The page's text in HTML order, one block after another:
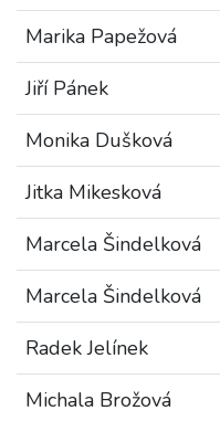
Marika Papežová
Jiří Pánek
Monika Dušková
Jitka Mikesková
Marcela Šindelková
Marcela Šindelková
Radek Jelínek
Michala Brožová